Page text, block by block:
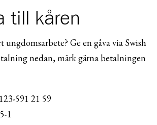
till kåren
Ge en gåva via Swish
nedan, märk gärna betalningen
123-591 21 59
1